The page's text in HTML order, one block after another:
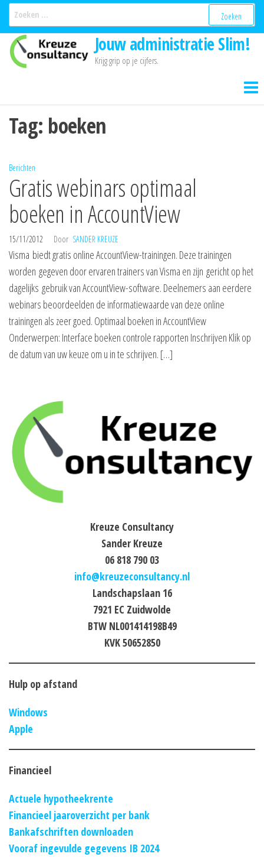
Ga
naar
inhoud
Jouw administratie Slim!
Krijg grip op je cijfers.
Tag: boeken
Berichten
Gratis webinars optimaal
boeken in AccountView
15/11/2012 Door SANDER KREUZE
Visma biedt gratis online AccountView-trainingen. Deze trainingen
worden gegeven door ervaren trainers van Visma en zijn gericht op het
dagelijks gebruik van AccountView-software. Deelnemers aan eerdere
webinars beoordeelden de informatiewaarde van deze online
trainingen als zeer goed. Optimaal boeken in AccountView
Onderwerpen: Interface boeken controle rapporten Inschrijven Klik op
de datum van uw keuze om u in te schrijven. […]
Kreuze Consultancy
Sander Kreuze
06 818 790 03
info@kreuzeconsultancy.nl
Landschapslaan 16
7921 EC Zuidwolde
BTW NL001414198B49
KVK 50652850
Hulp op afstand
Windows
Apple
Financieel
Actuele hypotheekrente
Financieel jaaroverzicht per bank
Bankafschriften downloaden
Vooraf ingevulde gegevens IB 2024